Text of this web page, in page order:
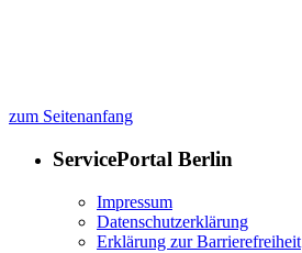
zum Seitenanfang
ServicePortal Berlin
Impressum
Datenschutzerklärung
Erklärung zur Barrierefreiheit